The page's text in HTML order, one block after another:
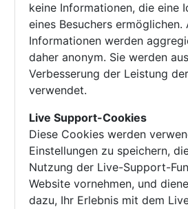
keine Informationen, die eine
eines Besuchers ermöglichen.
Informationen werden
daher anonym. Sie werden
Verbesserung der Leistung
verwendet.
Live Support-Cookies
Diese Cookies werden
Einstellungen zu speichern,
Nutzung der Live-Support-
Website vornehmen, und
dazu, Ihr Erlebnis mit dem